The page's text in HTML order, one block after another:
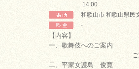
14:00
和歌山市 和歌山県民
-
【内容】
一、歌舞伎へのご案内
ご案内 坂
二、平家女護島 俊寛